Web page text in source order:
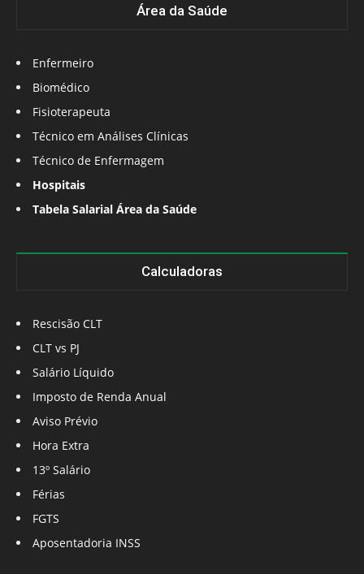
Área da Saúde
Enfermeiro
Biomédico
Fisioterapeuta
Técnico em Análises Clínicas
Técnico de Enfermagem
Hospitais
Tabela Salarial Área da Saúde
Calculadoras
Rescisão CLT
CLT vs PJ
Salário Líquido
Imposto de Renda Anual
Aviso Prévio
Hora Extra
13º Salário
Férias
FGTS
Aposentadoria INSS